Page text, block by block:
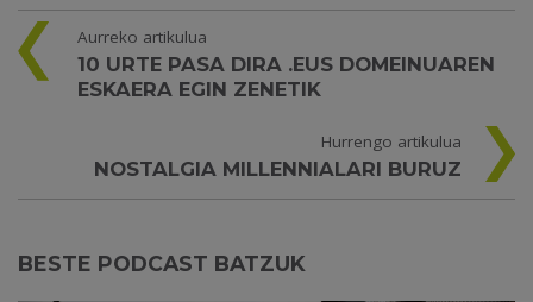
Aurreko artikulua
10 URTE PASA DIRA .EUS DOMEINUAREN
ESKAERA EGIN ZENETIK
Hurrengo artikulua
NOSTALGIA MILLENNIALARI BURUZ
BESTE PODCAST BATZUK